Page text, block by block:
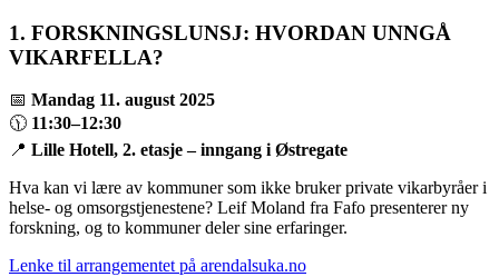
1. FORSKNINGSLUNSJ: HVORDAN UNNGÅ
VIKARFELLA?
📅 Mandag 11. august 2025
🕦 11:30–12:30
📍 Lille Hotell, 2. etasje – inngang i Østregate
Hva kan vi lære av kommuner som ikke bruker private vikarbyråer i
helse- og omsorgstjenestene? Leif Moland fra Fafo presenterer ny
forskning, og to kommuner deler sine erfaringer.
Lenke til arrangementet på arendalsuka.no